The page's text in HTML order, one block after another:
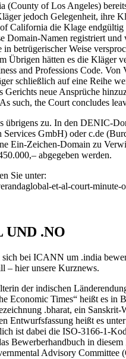
of Los Angeles)
jedoch Gelegenheit, ihre
California die Klage
Namen registriert
betrügerischer Weise
Übrigen hätten es die Kläger
and Professions Code.
schließlich auf eine Reihe
Gerichts neue Ansprüche
such, the Court concludes
zu. In den DENIC-
GmbH) oder c.de
Ein-Zeichen-Domain zu
abgegeben werden.
Sie unter:
et-al-court-minute-
UND .NO
bei ICANN um .india
– hier unsere Kurznews.
der indischen
Economic Times“ heißt es in
.bharat, ein
Entwurfsfassung heißt es
ist dabei die ISO-3166-1-
Bewerberhandbuch in
Advisory